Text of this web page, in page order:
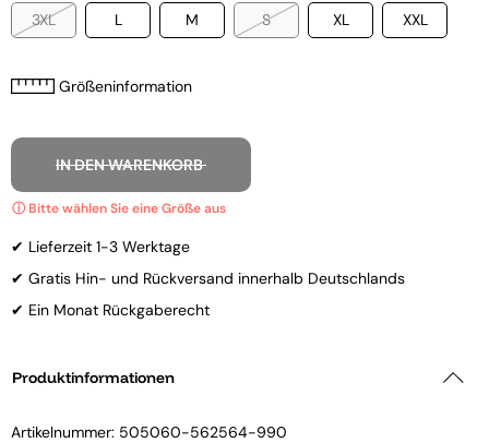
3XL L M S XL XXL
Größeninformation
IN DEN WARENKORB
✔ Lieferzeit 1-3 Werktage
✔ Gratis Hin- und Rückversand innerhalb Deutschlands
✔ Ein Monat Rückgaberecht
Produktinformationen
Artikelnummer: 505060-562564-990